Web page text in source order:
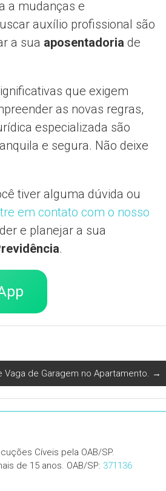
a mudanças e
auxílio profissional são
a sua aposentadoria de
que exigem
as novas regras,
especializada são
e segura. Não deixe
tiver alguma dúvida ou
em contato com o nosso
e planejar a sua
.
de Garagem no Apartamento. →
Cíveis pela OAB/SP.
de 15 anos. OAB/SP: 371136